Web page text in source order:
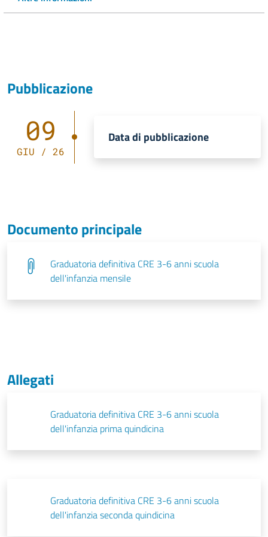
Pubblicazione
09
GIU / 26
Data di pubblicazione
Documento principale
Graduatoria definitiva CRE 3-6 anni scuola
dell'infanzia mensile
Allegati
Graduatoria definitiva CRE 3-6 anni scuola
dell'infanzia prima quindicina
Graduatoria definitiva CRE 3-6 anni scuola
dell'infanzia seconda quindicina